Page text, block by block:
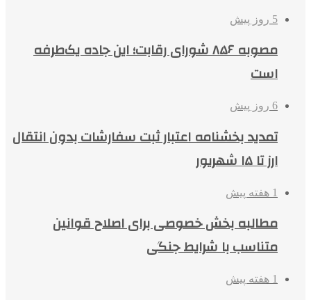
5 روز پیش
مصوبه ۸۵۶ شورای رقابت؛ این جاده یک‌طرفه
است
6 روز پیش
تمدید بخشنامه اعتبار ثبت سفارشات بدون انتقال
ارز تا ۱۵ شهریور
1 هفته پیش
مطالبه بخش خصوصی برای اصلاح قوانین
متناسب با شرایط جنگی
1 هفته پیش